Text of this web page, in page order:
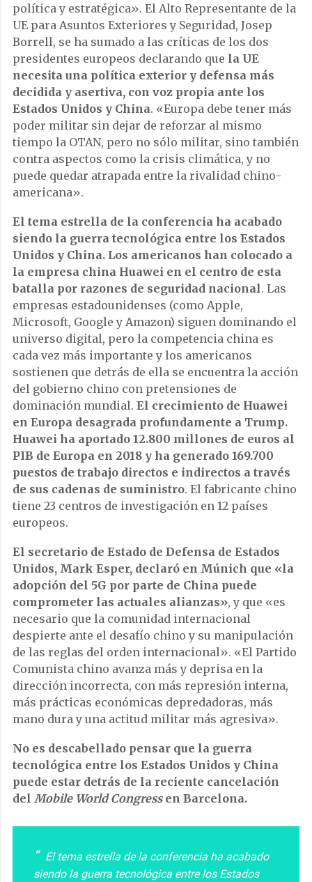
política y estratégica». El Alto Representante de la
UE para Asuntos Exteriores y Seguridad, Josep
Borrell, se ha sumado a las críticas de los dos
presidentes europeos declarando que la UE
necesita una política exterior y defensa más
decidida y asertiva, con voz propia ante los
Estados Unidos y China. «Europa debe tener más
poder militar sin dejar de reforzar al mismo
tiempo la OTAN, pero no sólo militar, sino también
contra aspectos como la crisis climática, y no
puede quedar atrapada entre la rivalidad chino-
americana».
El tema estrella de la conferencia ha acabado
siendo la guerra tecnológica entre los Estados
Unidos y China. Los americanos han colocado a
la empresa china Huawei en el centro de esta
batalla por razones de seguridad nacional. Las
empresas estadounidenses (como Apple,
Microsoft, Google y Amazon) siguen dominando el
universo digital, pero la competencia china es
cada vez más importante y los americanos
sostienen que detrás de ella se encuentra la acción
del gobierno chino con pretensiones de
dominación mundial. El crecimiento de Huawei
en Europa desagrada profundamente a Trump.
Huawei ha aportado 12.800 millones de euros al
PIB de Europa en 2018 y ha generado 169.700
puestos de trabajo directos e indirectos a través
de sus cadenas de suministro. El fabricante chino
tiene 23 centros de investigación en 12 países
europeos.
El secretario de Estado de Defensa de Estados
Unidos, Mark Esper, declaró en Múnich que «la
adopción del 5G por parte de China puede
comprometer las actuales alianzas», y que «es
necesario que la comunidad internacional
despierte ante el desafío chino y su manipulación
de las reglas del orden internacional». «El Partido
Comunista chino avanza más y deprisa en la
dirección incorrecta, con más represión interna,
más prácticas económicas depredadoras, más
mano dura y una actitud militar más agresiva».
No es descabellado pensar que la guerra
tecnológica entre los Estados Unidos y China
puede estar detrás de la reciente cancelación
del Mobile World Congressen Barcelona.
El tema estrella de la conferencia ha acabado
siendo la guerra tecnológica entre los Estados